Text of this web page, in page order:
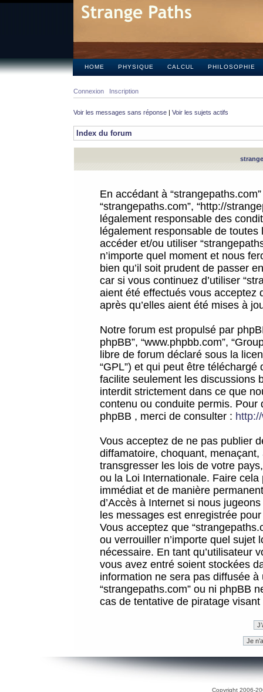
HOME PHYSIQUE CALCUL PHILOSOPHIE
Connexion Inscription
Voir les messages sans réponse | Voir les sujets actifs
Index du forum
En accédant à
“strangepaths.com”, “http://
légalement responsable des
légalement responsable de
accéder et/ou utiliser
n’importe quel moment et nous
bien qu’il soit prudent de passer
car si vous continuez d’utiliser
aient été effectués vous acceptez
après qu’elles aient été mises à
Notre forum est propulsé par
phpBB”, “www.phpbb.com”,
libre de forum déclaré sous la
“GPL”) et qui peut être téléchargé
facilite seulement les discussions
interdit strictement dans ce que
contenu ou conduite permis.
phpBB , merci de consulter :
Vous acceptez de ne pas publier
diffamatoire, choquant,
transgresser les lois de votre
ou la Loi Internationale. Faire
immédiat et de manière
d’Accès à Internet si nous
les messages est enregistrée
Vous acceptez que
ou verrouiller n’importe quel sujet
nécessaire. En tant qu’utilisateur
vous avez entré soient stockées
information ne sera pas diffusée
“strangepaths.com” ou ni phpBB
cas de tentative de piratage
Copyright 2006-